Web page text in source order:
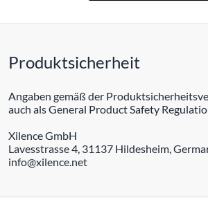
Produktsicherheit
Angaben gemäß der
auch als General Product Safety
Xilence GmbH
Lavesstrasse 4, 31137 Hildesheim,
info@xilence.net